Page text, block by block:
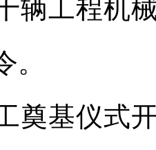
辆工程机
。
基仪式开